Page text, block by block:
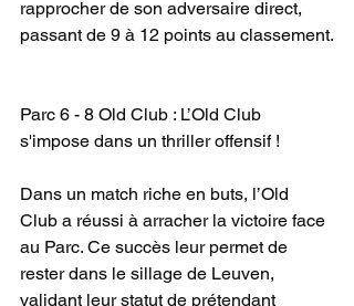
rapprocher de son adversaire direct,
passant de 9 à 12 points au classement.
Parc 6 - 8 Old Club : L’Old Club
s'impose dans un thriller offensif !
Dans un match riche en buts, l’Old
Club a réussi à arracher la victoire face
au Parc. Ce succès leur permet de
rester dans le sillage de Leuven,
validant leur statut de prétendant